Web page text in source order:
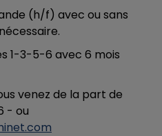
(h/f) avec ou sans
1-3-5-6 avec 6 mois
venez de la part de
- ou